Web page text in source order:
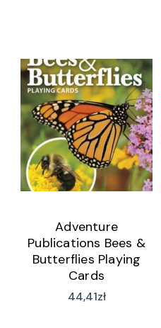
Adventure
Publications Bees &
Butterflies Playing
Cards
44,41zł